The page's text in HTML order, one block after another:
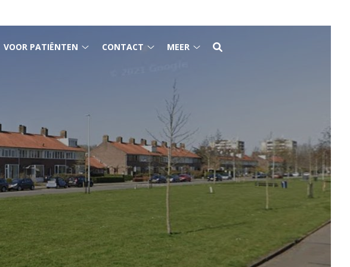
VOOR PATIËNTEN CONTACT MEER